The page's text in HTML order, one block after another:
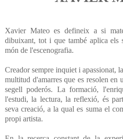
Xavier Mateo es defineix a si
dibuixant, tot i que també aplica els
món de l'escenografia.
Creador sempre inquiet i apassionat,
multitud d'amarres que es resolen en
segell poderós. La formació,
l'estudi, la lectura, la reflexió, és
seva creació, a la qual es suma el
propi artista.